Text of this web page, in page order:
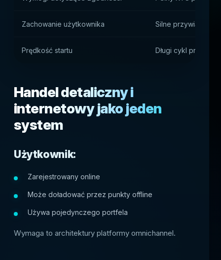
Zachowanie użytkownika Silne przywiązanie
Prędkość startu Długi cykl prawny
Handel detaliczny i
internetowy jako jeden
system
Użytkownik:
Zarejestrowany online
Może doładować przez punkty offline
Używa pojedynczego portfela
Wymaga to architektury platformy omnichannel.